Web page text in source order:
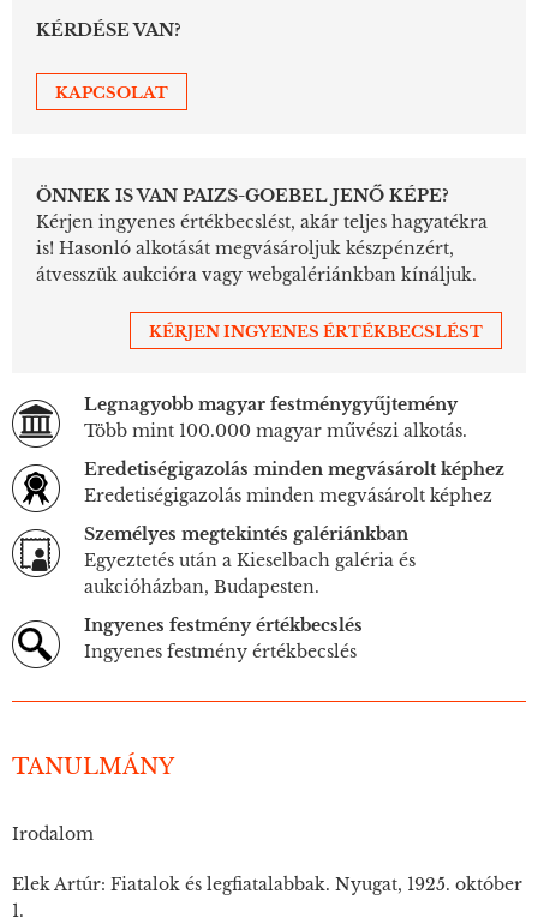
KÉRDÉSE VAN?
KAPCSOLAT
ÖNNEK IS VAN PAIZS-GOEBEL JENŐ KÉPE?
Kérjen ingyenes értékbecslést, akár teljes hagyatékra
is! Hasonló alkotását megvásároljuk készpénzért,
átvesszük aukcióra vagy webgalériánkban kínáljuk.
KÉRJEN INGYENES ÉRTÉKBECSLÉST
Legnagyobb magyar festménygyűjtemény
Több mint 100.000 magyar művészi alkotás.
Eredetiségigazolás minden megvásárolt képhez
Eredetiségigazolás minden megvásárolt képhez
Személyes megtekintés galériánkban
Egyeztetés után a Kieselbach galéria és
aukcióházban, Budapesten.
Ingyenes festmény értékbecslés
Ingyenes festmény értékbecslés
TANULMÁNY
Irodalom
Elek Artúr: Fiatalok és legfiatalabbak. Nyugat, 1925. október
1.